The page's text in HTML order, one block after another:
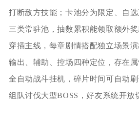
打断敌方技能；卡池分为限定、自
三类常驻池，抽数累积能领取额外
穿插主线，每章剧情搭配独立场景演
输出、辅助、控场四种定位，存在
全自动战斗挂机，碎片时间可自动
组队讨伐大型BOSS，好友系统开放